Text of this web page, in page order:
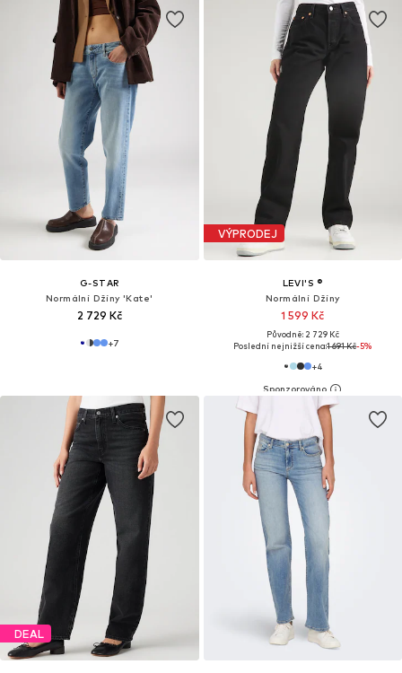
G-STAR
Normální Džíny 'Kate'
2 729 Kč
+7
VÝPRODEJ
LEVI'S ®
Normální Džíny
1 599 Kč
Původně: 2 729 Kč
Poslední nejnižší cena:1 691 Kč-5%
+4
DEAL